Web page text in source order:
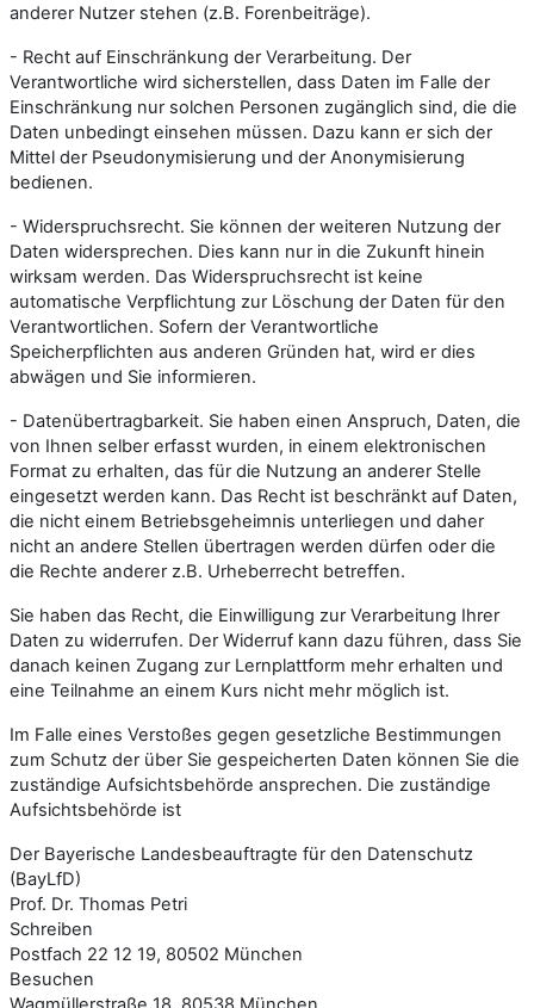
anderer Nutzer stehen (z.B. Forenbeiträge).
- Recht auf Einschränkung der Verarbeitung. Der
Verantwortliche wird sicherstellen, dass Daten im Falle der
Einschränkung nur solchen Personen zugänglich sind, die die
Daten unbedingt einsehen müssen. Dazu kann er sich der
Mittel der Pseudonymisierung und der Anonymisierung
bedienen.
- Widerspruchsrecht. Sie können der weiteren Nutzung der
Daten widersprechen. Dies kann nur in die Zukunft hinein
wirksam werden. Das Widerspruchsrecht ist keine
automatische Verpflichtung zur Löschung der Daten für den
Verantwortlichen. Sofern der Verantwortliche
Speicherpflichten aus anderen Gründen hat, wird er dies
abwägen und Sie informieren.
- Datenübertragbarkeit. Sie haben einen Anspruch, Daten, die
von Ihnen selber erfasst wurden, in einem elektronischen
Format zu erhalten, das für die Nutzung an anderer Stelle
eingesetzt werden kann. Das Recht ist beschränkt auf Daten,
die nicht einem Betriebsgeheimnis unterliegen und daher
nicht an andere Stellen übertragen werden dürfen oder die
die Rechte anderer z.B. Urheberrecht betreffen.
Sie haben das Recht, die Einwilligung zur Verarbeitung Ihrer
Daten zu widerrufen. Der Widerruf kann dazu führen, dass Sie
danach keinen Zugang zur Lernplattform mehr erhalten und
eine Teilnahme an einem Kurs nicht mehr möglich ist.
Im Falle eines Verstoßes gegen gesetzliche Bestimmungen
zum Schutz der über Sie gespeicherten Daten können Sie die
zuständige Aufsichtsbehörde ansprechen. Die zuständige
Aufsichtsbehörde ist
Der Bayerische Landesbeauftragte für den Datenschutz
(BayLfD)
Prof. Dr. Thomas Petri
Schreiben
Postfach 22 12 19, 80502 München
Besuchen